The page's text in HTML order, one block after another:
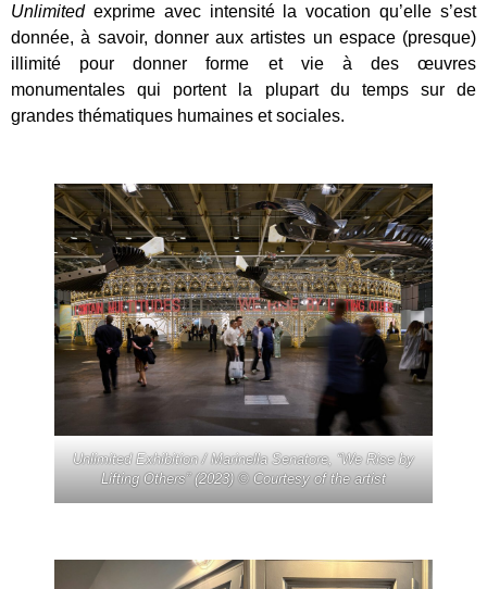
Unlimitedexprime avec intensité la vocation qu’elle s’est
donnée, à savoir, donner aux artistes un espace (presque)
illimité pour donner forme et vie à des œuvres
monumentales qui portent la plupart du temps sur de
grandes thématiques humaines et sociales.
Unlimited Exhibition / Marinella Senatore, “We Rise by
Lifting Others” (2023) © Courtesy of the artist